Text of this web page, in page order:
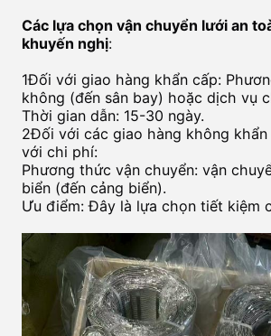
Các lựa chọn vận chuyển lưới an
khuyến nghị:
1Đối với giao hàng khẩn cấp:
không (đến sân bay) hoặc dịch vụ
Thời gian dẫn: 15-30 ngày.
2Đối với các giao hàng không khẩn
với chi phí:
Phương thức vận chuyển: vận
biển (đến cảng biển).
Ưu điểm: Đây là lựa chọn tiết kiệm